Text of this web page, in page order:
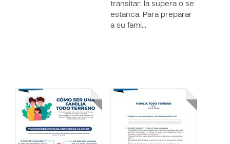
transitar: la supera o se
estanca. Para preparar
a su fami…